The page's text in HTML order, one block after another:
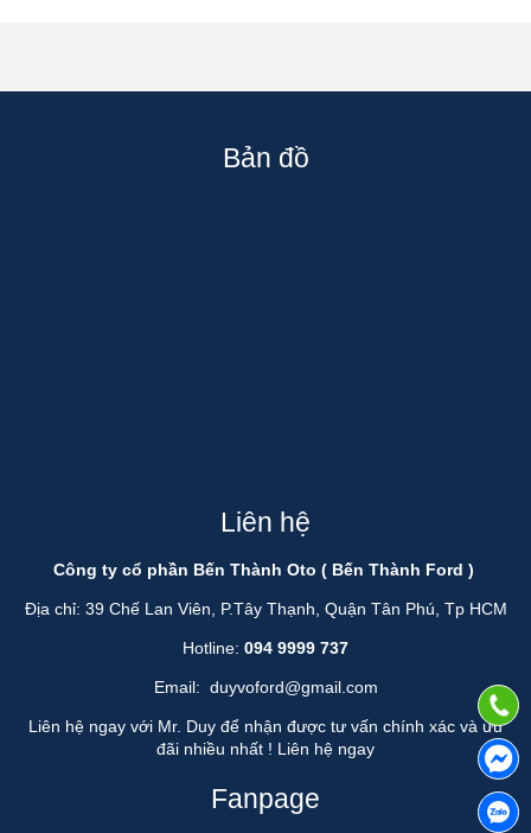
Bản đồ
Liên hệ
Công ty cổ phần Bến Thành Oto ( Bến Thành Ford )
Địa chỉ: 39 Chế Lan Viên, P.Tây Thạnh, Quận Tân Phú, Tp HCM
Hotline: 094 9999 737
Email: duyvoford@gmail.com
Liên hệ ngay với Mr. Duy để nhận được tư vấn chính xác và ưu
đãi nhiều nhất ! Liên hệ ngay
Fanpage